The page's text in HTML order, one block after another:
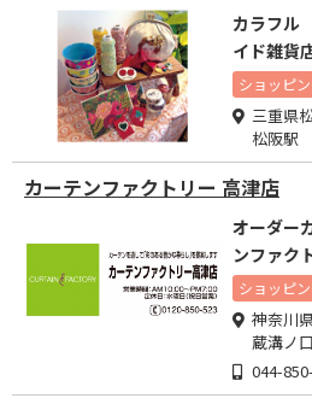
カラフ
イド雑貨
ショッピ
三重県
松阪駅
カーテンファクトリー 高津店
オーダー
ンファク
級の専門
ショッピ
神奈川
蔵溝ノ
044-